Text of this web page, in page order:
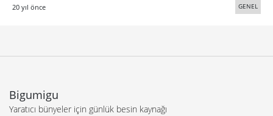
20 yıl önce GENEL
Bigumigu
Yaratıcı bünyeler için günlük besin kaynağı